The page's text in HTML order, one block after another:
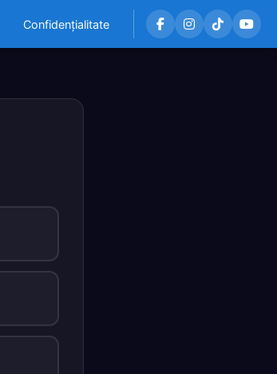
Confidențialitate